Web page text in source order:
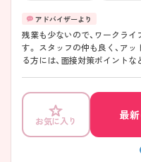
残業も少ないので、ワークラ
す。 スタッフの仲も良く、アットホームな雰囲気が自慢です。 ご興味あ
る方には、面接対策ポイント
お気に入り 最